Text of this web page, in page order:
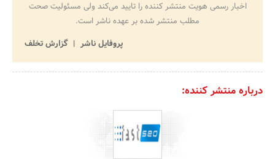
اخبار رسمی هویت منتشر کننده را تایید می‌کند ولی مسئولیت صحت
مطلب منتشر شده بر عهده ناشر است.
پروفایل ناشر
گزارش تخلف
درباره منتشر کننده: